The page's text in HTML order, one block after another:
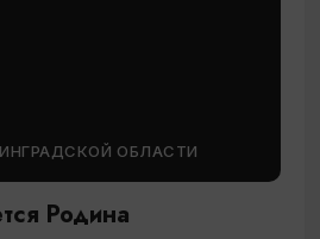
ОБЛАСТИ
Родина